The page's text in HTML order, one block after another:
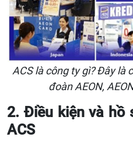
ACS là công ty gì? Đây là
đoàn AEON,
2. Điều kiện và hồ
ACS